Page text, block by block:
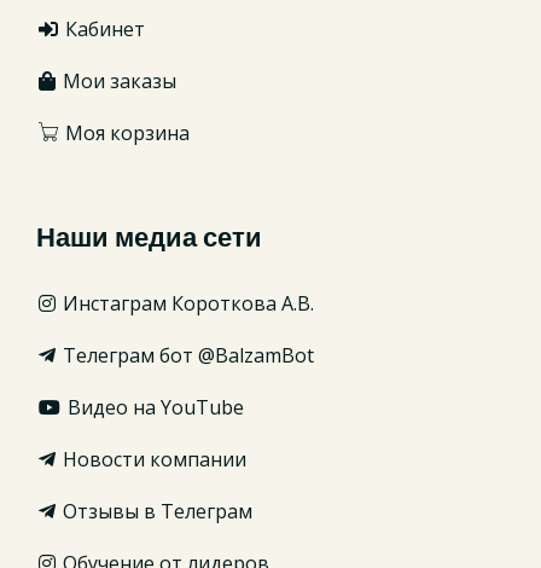
Кабинет
Мои заказы
Моя корзина
Наши медиа сети
Инстаграм Короткова А.В.
Телеграм бот @BalzamBot
Видео на YouTube
Новости компании
Отзывы в Телеграм